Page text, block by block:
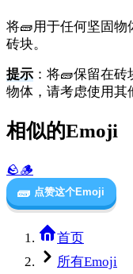
将🧱用于任何坚固物
砖块。
提示 ：将🧱保留在
物体，请考虑使用其
相似的Emoji
🪨🪵
🧱 点赞这个Emoji
首页
所有Emoji